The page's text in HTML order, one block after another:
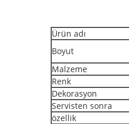
Ürün adı
Boyut
Malzeme
Renk
Dekorasyon
Servisten sonra
özellik